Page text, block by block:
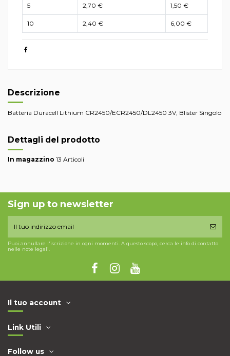
5 2,70 € 1,50 €
10 2,40 € 6,00 €
Descrizione
Batteria Duracell Lithium CR2450/ECR2450/DL2450 3V, Blister Singolo
Dettagli del prodotto
In magazzino 13 Articoli
Sign up to newsletter
Puoi annullare l'iscrizione in ogni momenti. A questo scopo, cerca le info di contatto
nelle note legali.
Il tuo account
Link Utili
Follow us